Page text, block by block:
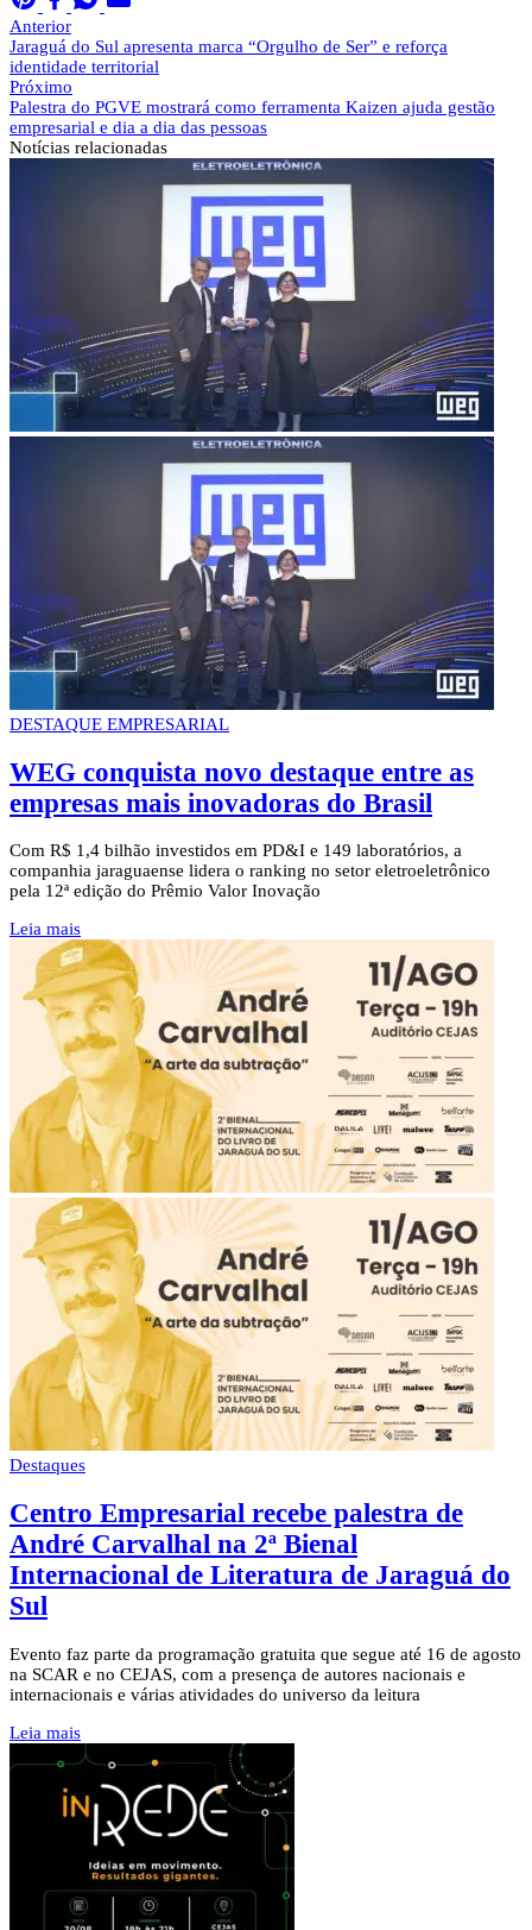
Anterior
Jaraguá do Sul apresenta marca “Orgulho de Ser” e reforça
identidade territorial
Próximo
Palestra do PGVE mostrará como ferramenta Kaizen ajuda gestão
empresarial e dia a dia das pessoas
Notícias relacionadas
DESTAQUE EMPRESARIAL
WEG conquista novo destaque entre as
empresas mais inovadoras do Brasil
Com R$ 1,4 bilhão investidos em PD&I e 149 laboratórios, a
companhia jaraguaense lidera o ranking no setor eletroeletrônico
pela 12ª edição do Prêmio Valor Inovação
Leia mais
Destaques
Centro Empresarial recebe palestra de
André Carvalhal na 2ª Bienal
Internacional de Literatura de Jaraguá do
Sul
Evento faz parte da programação gratuita que segue até 16 de agosto
na SCAR e no CEJAS, com a presença de autores nacionais e
internacionais e várias atividades do universo da leitura
Leia mais